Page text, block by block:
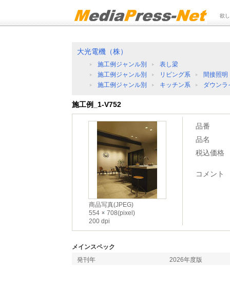
欲
大光電機（株）
施工例ジャンル別
表し梁
施工例ジャンル別
リビング系
間接照明
施工例ジャンル別
キッチン系 ダウンラ
施工例_1-V752
商品写真(JPEG)
554
708(pixel)
200 dpi
品番
品名
税込価格
コメント
メインスペック
発刊年
2026年度版